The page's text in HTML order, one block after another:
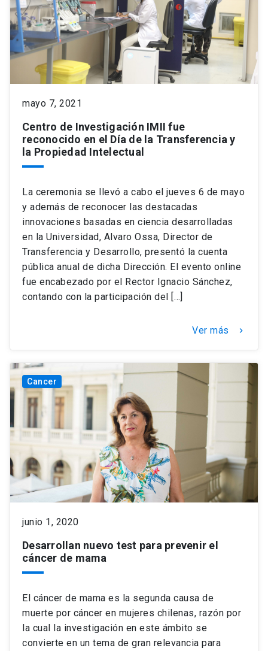
mayo 7, 2021
Centro de Investigación IMII fue
reconocido en el Día de la Transferencia y
la Propiedad Intelectual
La ceremonia se llevó a cabo el jueves 6 de mayo
y además de reconocer las destacadas
innovaciones basadas en ciencia desarrolladas
en la Universidad, Alvaro Ossa, Director de
Transferencia y Desarrollo, presentó la cuenta
pública anual de dicha Dirección. El evento online
fue encabezado por el Rector Ignacio Sánchez,
contando con la participación del […]
Ver más keyboard_arrow_right
Cancer
junio 1, 2020
Desarrollan nuevo test para prevenir el
cáncer de mama
El cáncer de mama es la segunda causa de
muerte por cáncer en mujeres chilenas, razón por
la cual la investigación en este ámbito se
convierte en un tema de gran relevancia para